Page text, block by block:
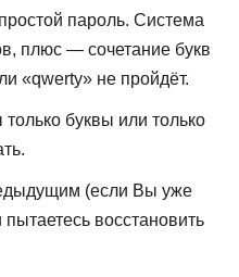
пароль. Система
плюс — сочетание букв
«qwerty» не пройдёт.
буквы или только
(если Вы уже
восстановить